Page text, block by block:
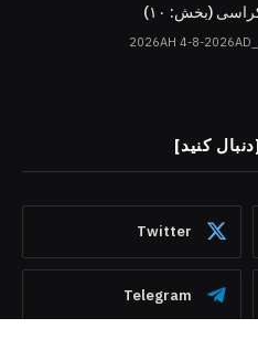
(بخش: ۱۰)
کنید]
Twitter
Telegram